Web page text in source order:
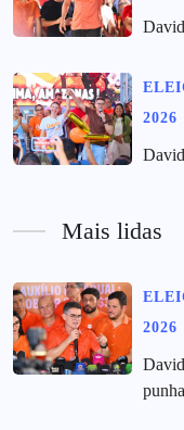
2026
Mais lidas
2026